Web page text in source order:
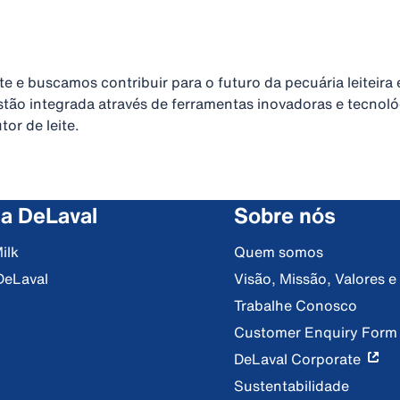
e buscamos contribuir para o futuro da pecuária
integrada através de ferramentas inovadoras e
de leite.
DeLaval Sobre nós
Quem somos
Visão, Missão, Valores
Trabalhe Conosco
Customer Enquiry Form
DeLaval Corporate
Sustentabilidade